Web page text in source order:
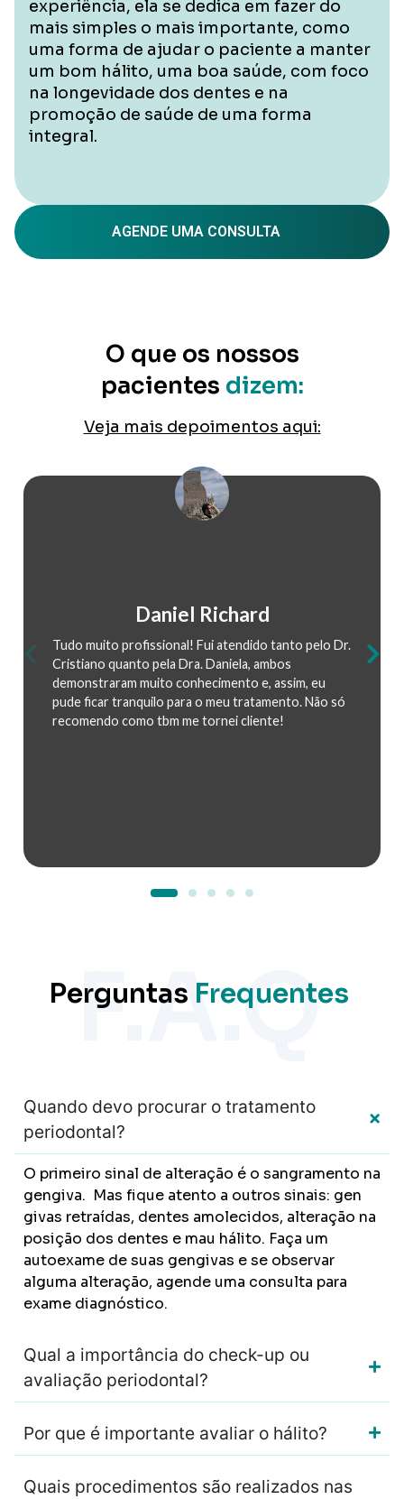
experiência, ela se dedica em fazer do
mais simples o mais importante, como
uma forma de ajudar o paciente a manter
um bom hálito, uma boa saúde, com foco
na longevidade dos dentes e na
promoção de saúde de uma forma
integral.
AGENDE UMA CONSULTA
O que os nossos
pacientes dizem:
Veja mais depoimentos aqui:
Ian Lemos
Melhor clínica que já fui até agora! Atendimento
impecável, profissionais super atenciosos e me senti
muito querido do início ao fim. Indico pra todos,
100% satisfeito ❤️❤️
F.A.Q
Perguntas Frequentes
Quando devo procurar o tratamento
periodontal?
O primeiro sinal de alteração é o sangramento na
gengiva. Mas fique atento a outros sinais: gen
givas retraídas, dentes amolecidos, alteração na
posição dos dentes e mau hálito. Faça um
autoexame de suas gengivas e se observar
alguma alteração, agende uma consulta para
exame diagnóstico.
Qual a importância do check-up ou
avaliação periodontal?
Por que é importante avaliar o hálito?
Quais procedimentos são realizados nas